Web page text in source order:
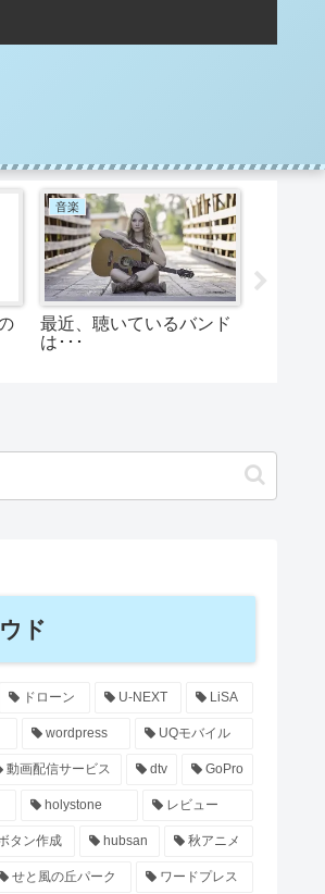
音楽
最近、聴いているバンド
は･･･
ド
ドローン U-NEXT LiSA
wordpress UQモバイル
動画配信サービス dtv GoPro
holystone レビュー
タン作成 hubsan 秋アニメ
せと風の丘パーク ワードプレス